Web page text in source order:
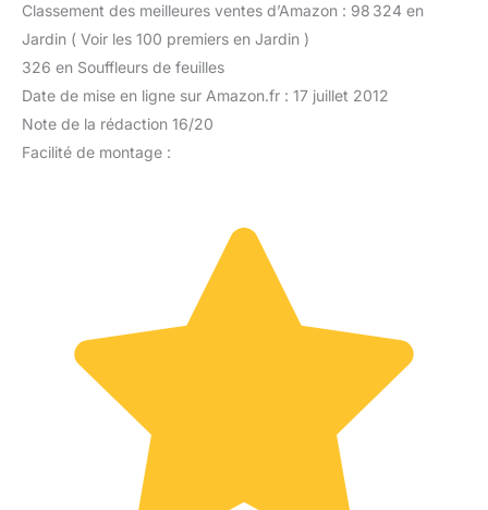
Classement des meilleures ventes d’Amazon : 98 324 en
Jardin ( Voir les 100 premiers en Jardin )
326 en Souffleurs de feuilles
Date de mise en ligne sur Amazon.fr : 17 juillet 2012
Note de la rédaction 16/20
Facilité de montage :